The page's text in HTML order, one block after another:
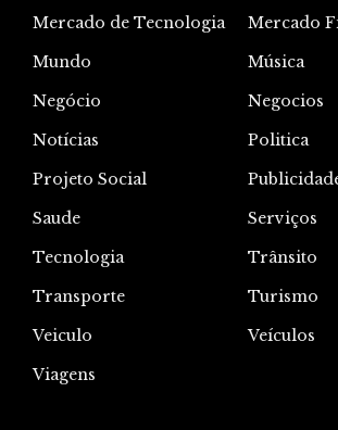
Mercado de Tecnologia
Mercado
Mundo
Música
Negócio
Negocios
Notícias
Politica
Projeto Social
Saude
Serviços
Tecnologia
Trânsito
Transporte
Turismo
Veiculo
Veículos
Viagens